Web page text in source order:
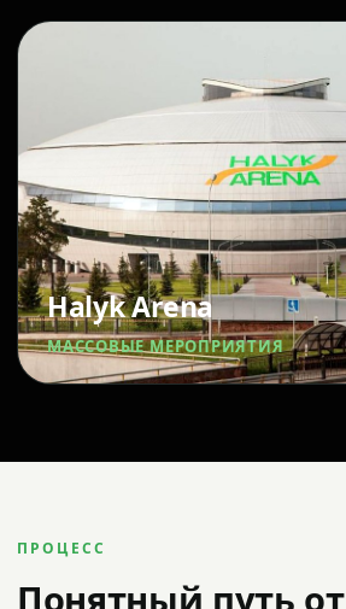
Halyk Arena
МАССОВЫЕ МЕРОПРИЯТИЯ
ПРОЦЕСС
Понятный путь от